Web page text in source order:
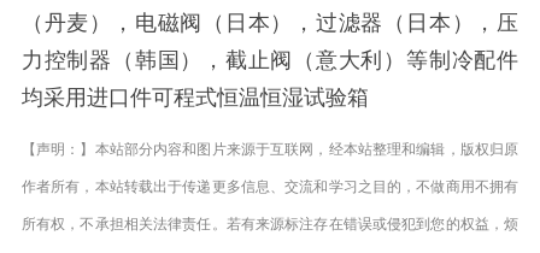
（丹麦），电磁阀（日本），过滤器（日本），压
力控制器（韩国），截止阀（意大利）等制冷配件
均采用进口件可程式恒温恒湿试验箱
【声明：】本站部分内容和图片来源于互联网，经本站整理和编辑，版权归原
作者所有，本站转载出于传递更多信息、交流和学习之目的，不做商用不拥有
所有权，不承担相关法律责任。若有来源标注存在错误或侵犯到您的权益，烦